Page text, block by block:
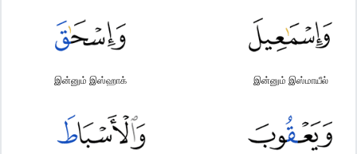
இன்னும் இஸ்மாயீல்
இன்னும் இஸ்ஹாக்